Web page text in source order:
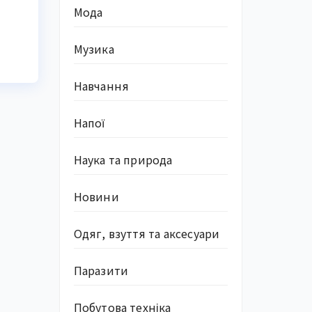
Мода
Музика
Навчання
Напої
Наука та природа
Новини
Одяг, взуття та аксесуари
Паразити
Побутова техніка